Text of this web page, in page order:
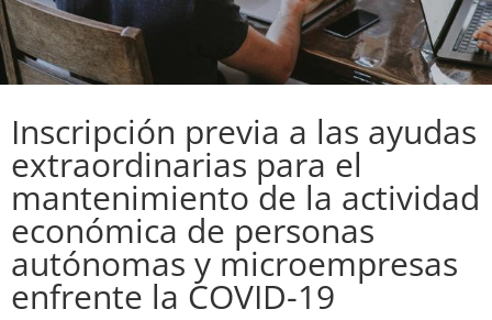
Inscripción previa a las ayudas
extraordinarias para el
mantenimiento de la actividad
económica de personas
autónomas y microempresas
enfrente la COVID-19